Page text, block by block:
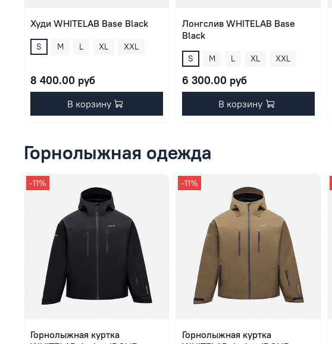
Худи WHITELAB Base Black
S M L XL XXL
8 400.00 руб
В корзину
Лонгслив WHITELAB Base
Black
S M L XL XXL
6 300.00 руб
В корзину
Горнолыжная одежда
-11%
Горнолыжная куртка
-11%
Горнолыжная куртка